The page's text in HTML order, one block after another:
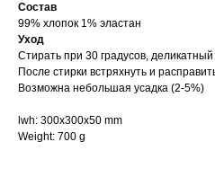
Состав
99% хлопок 1% эластан
Уход
Стирать при 30 градусов,
После стирки встряхнуть и
Возможна небольшая усадка (2-5%)
lwh: 300x300x50 mm
Weight: 700 g